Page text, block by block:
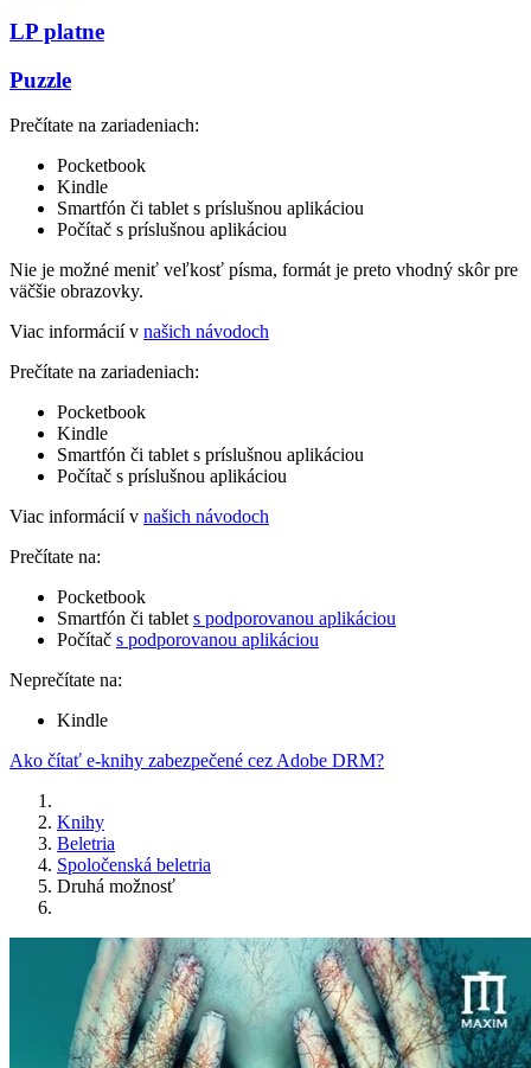
LP platne
Puzzle
Prečítate na zariadeniach:
Pocketbook
Kindle
Smartfón či tablet s príslušnou aplikáciou
Počítač s príslušnou aplikáciou
Nie je možné meniť veľkosť písma, formát je preto vhodný skôr pre
väčšie obrazovky.
Viac informácií v našich návodoch
Prečítate na zariadeniach:
Pocketbook
Kindle
Smartfón či tablet s príslušnou aplikáciou
Počítač s príslušnou aplikáciou
Viac informácií v našich návodoch
Prečítate na:
Pocketbook
Smartfón či tablet s podporovanou aplikáciou
Počítač s podporovanou aplikáciou
Neprečítate na:
Kindle
Ako čítať e-knihy zabezpečené cez Adobe DRM?
Knihy
Beletria
Spoločenská beletria
Druhá možnosť